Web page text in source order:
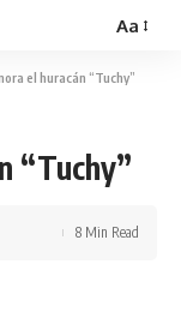
Aa
el huracán “Tuchy”
“Tuchy”
8 Min Read